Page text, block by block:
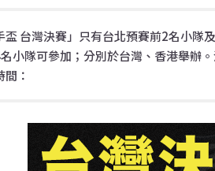
盃 台灣決賽」只有台北預賽前2名小
小隊可參加；分別於台灣、香港舉辦
：